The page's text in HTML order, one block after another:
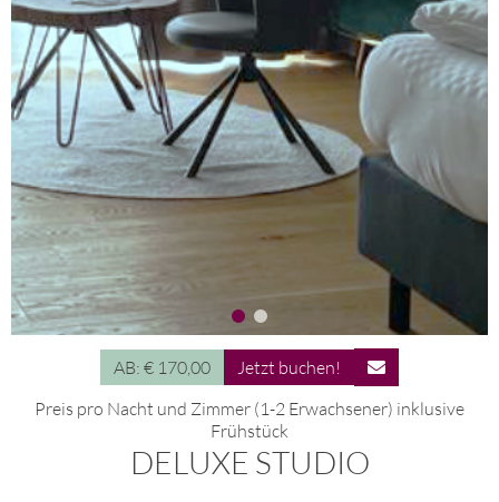
AB: € 170,00
Jetzt buchen!
Preis pro Nacht und Zimmer (1-2 Erwachsener) inklusive
Frühstück
DELUXE STUDIO